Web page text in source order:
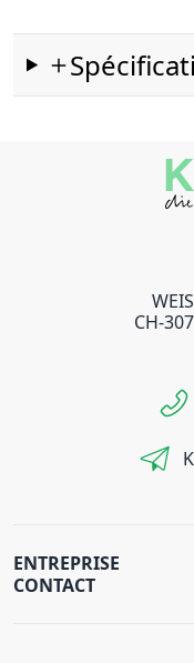
CH-
ENTREPRISE
CONTACT